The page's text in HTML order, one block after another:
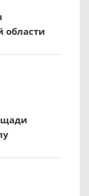
области